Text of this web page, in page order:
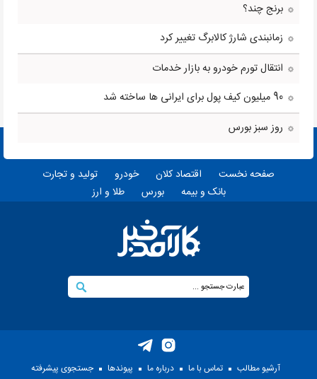
برنج چند؟
زمانبندی شارژ کالابرگ تغییر کرد
انتقال تورم خودرو به بازار خدمات
90 میلیون کیف پول برای ایرانی ها ساخته شد
روز سبز بورس
صفحه نخست اقتصاد کلان خودرو
تولید و تجارت
بانک و بیمه
بورس طلا و ارز
آرشیو مطالب تماس با ما درباره ما پيوندها جستجوی پيشرفته